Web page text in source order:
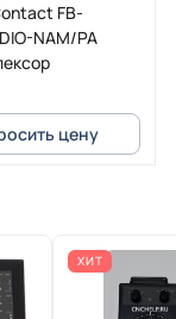
FB-
NAM/PA
цену
ХИТ